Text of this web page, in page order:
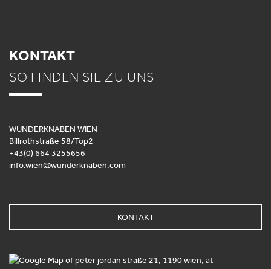
KONTAKT
SO FINDEN SIE ZU UNS
WUNDERKNABEN WIEN
Billrothstraße 58/Top2
+43(0) 664 3255656
info.wien@wunderknaben.com
KONTAKT